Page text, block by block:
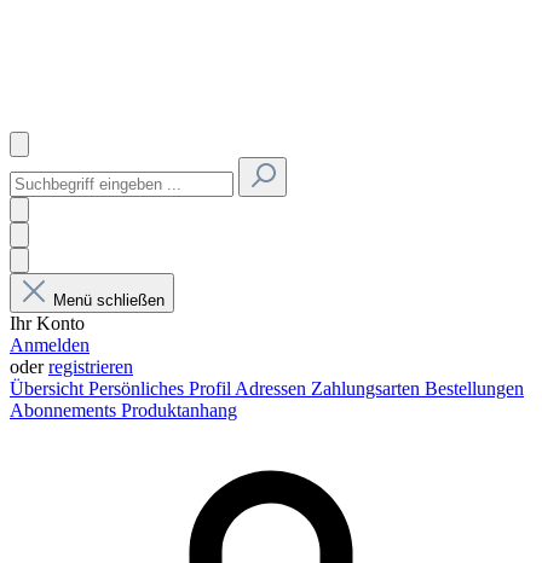
Menü schließen
Ihr Konto
Anmelden
oderregistrieren
Übersicht Persönliches Profil Adressen Zahlungsarten Bestellungen
Abonnements Produktanhang